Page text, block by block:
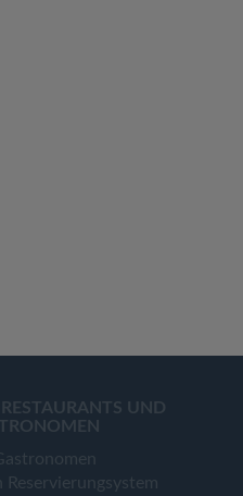
RESTAURANTS UND
Reservierungsystem